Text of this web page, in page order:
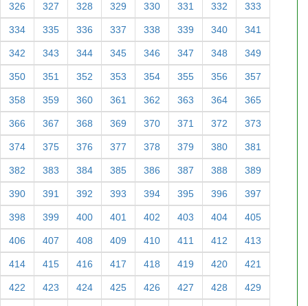
326 327 328 329 330 331 332 333
334 335 336 337 338 339 340 341
342 343 344 345 346 347 348 349
350 351 352 353 354 355 356 357
358 359 360 361 362 363 364 365
366 367 368 369 370 371 372 373
374 375 376 377 378 379 380 381
382 383 384 385 386 387 388 389
390 391 392 393 394 395 396 397
398 399 400 401 402 403 404 405
406 407 408 409 410 411 412 413
414 415 416 417 418 419 420 421
422 423 424 425 426 427 428 429